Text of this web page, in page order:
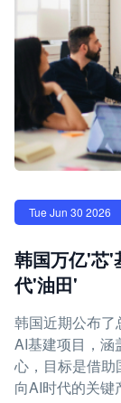
Tue Jun 30 2026
韩国万亿'芯'
代'油田'
韩国近期公布
AI基建项目，涵
心，目标是借
向AI时代的关键